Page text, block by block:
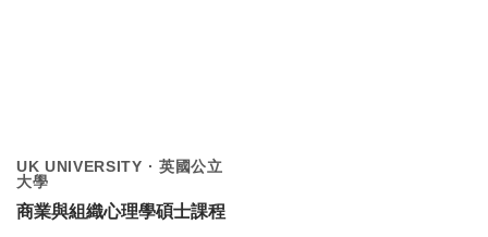
UK UNIVERSITY · 英國公立
大學
商業與組織心理學碩士課程